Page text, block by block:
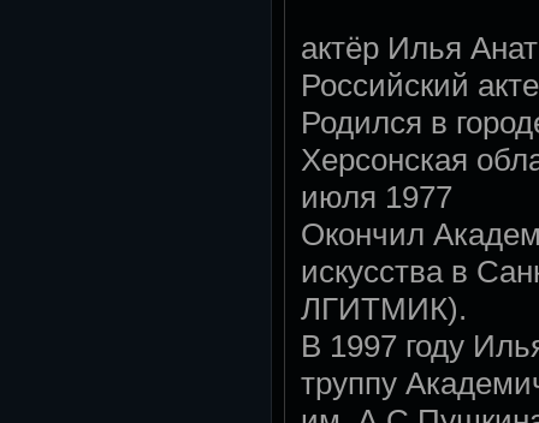
актёр Илья
Российский
Родился в
Херсонская
июля 1977
Окончил
искусства в
ЛГИТМИК).
В 1997 году
труппу